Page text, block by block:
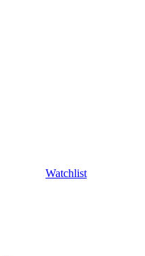
Watchlist